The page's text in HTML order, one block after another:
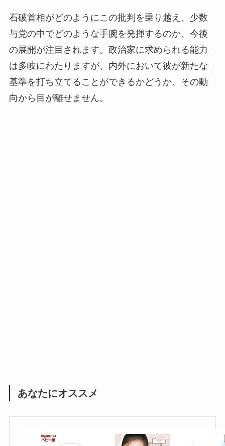
石破首相がどのようにこの批判を乗り越え、少数
与党の中でどのような手腕を発揮するのか、今後
の展開が注目されます。政治家に求められる能力
は多岐にわたりますが、内外において彼が新たな
基準を打ち立てることができるかどうか、その動
向から目が離せません。
あなたにオススメ